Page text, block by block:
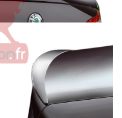
Ajouter
à la
wishlist